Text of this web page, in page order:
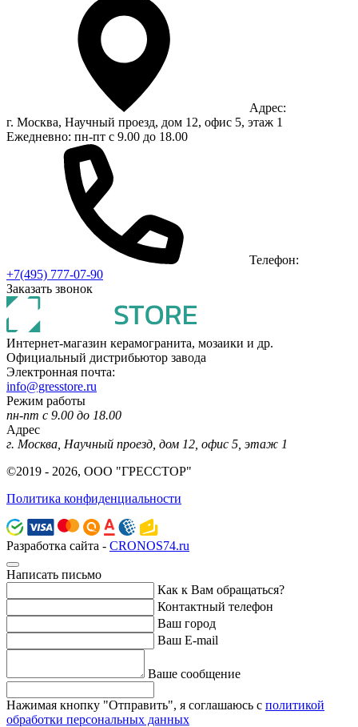
Адрес:
г. Москва, Научный проезд, дом 12, офис 5, этаж 1
Ежедневно: пн-пт с 9.00 до 18.00
Телефон:
+7(495) 777-07-90
Заказать звонок
Интернет-магазин керамогранита, мозаики и др.
Официальный дистрибьютор завода
Электронная почта:
info@gresstore.ru
Режим работы
пн-пт с 9.00 до 18.00
Адрес
г. Москва, Научный проезд, дом 12, офис 5, этаж 1
©2019 - 2026, ООО "ГРЕССТОР"
Политика конфиденциальности
Разработка сайта - CRONOS74.ru
Написать письмо
Как к Вам обращаться?
Контактный телефон
Ваш город
Ваш E-mail
Ваше сообщение
Нажимая кнопку "Отправить", я соглашаюсь с политикой
обработки персональных данных